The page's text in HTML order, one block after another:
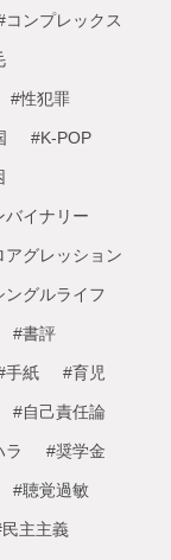
コンプレックス
#性犯罪
#K-POP
バイナリー
アグレッション
ングルライフ
#書評
手紙 #育児
#自己責任論
ラ #奨学金
#聴覚過敏
主主義